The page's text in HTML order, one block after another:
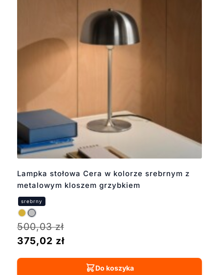
Lampka stołowa Cera w kolorze srebrnym z
metalowym kloszem grzybkiem
500,03zł
375,02 zł
Do koszyka